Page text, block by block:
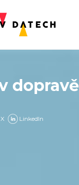
dopravě
X LinkedIn